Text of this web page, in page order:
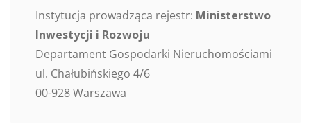
Instytucja prowadząca rejestr: Ministerstwo
Inwestycji i Rozwoju
Departament Gospodarki Nieruchomościami
ul. Chałubińskiego 4/6
00-928 Warszawa